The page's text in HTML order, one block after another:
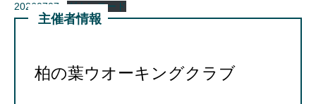
20260707
ダウンロード
主催者情報
柏の葉ウオーキングクラブ